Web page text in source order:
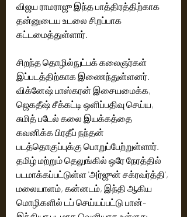
விஜய ராமராஜு இந்த பாத்திரத்திற்காக
தன்னுடைய உடலை சிறப்பாக
கட்டமைத்துள்ளார்.
சிறந்த தொழில்நுட்பக் கலைஞர்கள்
இப்படத்திற்காக இணைந்துள்ளனர்.
விக்னேஷ் பாஸ்கரன் இசையமைக்க,
ஜெகதீஷ் சீக்கட்டி ஒளிப்பதிவு செய்ய,
சுமித் படேல் கலை இயக்கத்தை
கவனிக்க பிரதீப் நந்தன்
படத்தொகுப்புக்கு பொறுப்பேற்றுள்ளார்.
தமிழ் மற்றும் தெலுங்கில் ஒரே நேரத்தில்
படமாக்கப்பட்டுள்ள 'அர்ஜுன் சக்ரவர்த்தி',
மலையாளம், கன்னடம், இந்தி ஆகிய
மொழிகளில் டப் செய்யப்பட்டு பான்-